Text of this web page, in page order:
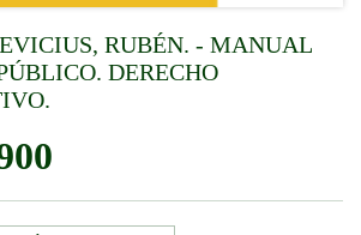
RUBÉN. - MANUAL
DERECHO